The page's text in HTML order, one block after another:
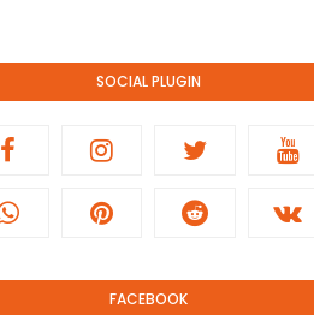
SOCIAL PLUGIN
FACEBOOK